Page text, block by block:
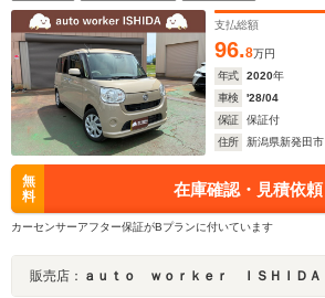
支払総額
96.8万円
年式
2020年
車検
'28/04
保証
保証付
住所
新潟県新発田市
無
料
在庫確認・見積依頼
カーセンサーアフター保証がBプランに付いています
販売店： ａｕｔｏ ｗｏｒｋｅｒ ＩＳＨＩＤＡ